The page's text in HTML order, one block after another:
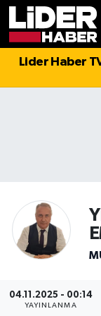
Lider Haber
04.11.2025 - 00:14
YAYINLANMA
Politika
Spor
Teknoloji
Hava
Tüm
Haber Arşivi